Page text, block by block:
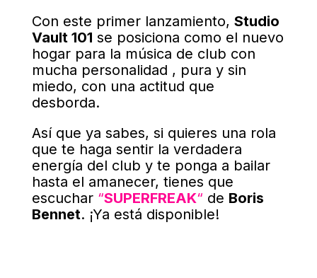
Con este primer lanzamiento, Studio
Vault 101 se posiciona como el nuevo
hogar para la música de club con
mucha personalidad , pura y sin
miedo, con una actitud que
desborda.
Así que ya sabes, si quieres una rola
que te haga sentir la verdadera
energía del club y te ponga a bailar
hasta el amanecer, tienes que
escuchar “SUPERFREAK“ de Boris
Bennet. ¡Ya está disponible!